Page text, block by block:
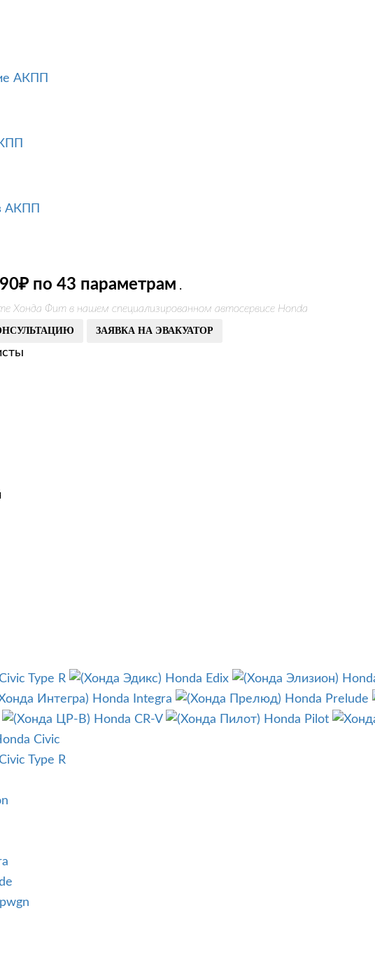
АКПП
АКПП
по 43 параметрам .
Хонда Фит в нашем специализированном автосервисе Honda
ЗАЯВКА НА ЭВАКУАТОР
Type R Honda Edix
Honda Integra
Honda Prelude
Honda CR-V
Honda Pilot
Civic
Type R